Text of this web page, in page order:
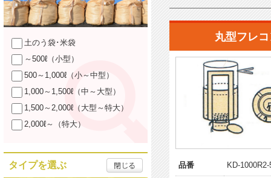
土のう袋･米袋
～500ℓ（小型）
500～1,000ℓ（小～中型）
1,000～1,500ℓ（中～大型）
1,500～2,000ℓ（大型～特大）
2,000ℓ～（特大）
タイプを選ぶ
丸型フレ
品番 KD-1000R2-